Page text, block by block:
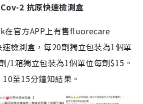
2 抗原快速檢測盒
在官方APP上有售fluorecare
檢測盒，每20劑獨立包裝為1個單
/1箱獨立包裝為1個單位每劑$15。
至15分鐘知結果。